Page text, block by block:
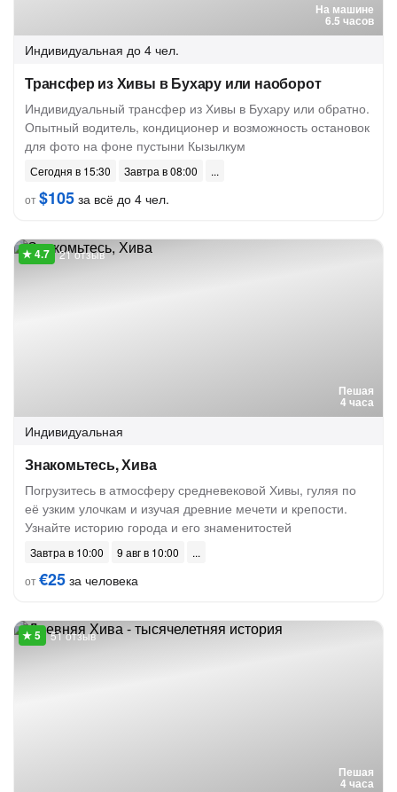
На машине
6.5 часов
Индивидуальная до 4 чел.
Трансфер из Хивы в Бухару или наоборот
Индивидуальный трансфер из Хивы в Бухару или обратно.
Опытный водитель, кондиционер и возможность остановок
для фото на фоне пустыни Кызылкум
Сегодня в 15:30
Завтра в 08:00
от$105 за всё до 4 чел.
Пешая
4 часа
21 отзыв
Индивидуальная
Знакомьтесь, Хива
Погрузитесь в атмосферу средневековой Хивы, гуляя по
её узким улочкам и изучая древние мечети и крепости.
Узнайте историю города и его знаменитостей
Завтра в 10:00
9 авг в 10:00
от€25 за человека
Пешая
4 часа
51 отзыв